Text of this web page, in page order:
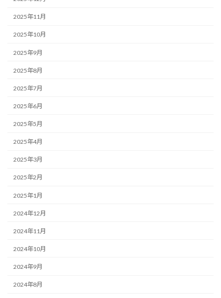
2025年11月
2025年10月
2025年9月
2025年8月
2025年7月
2025年6月
2025年5月
2025年4月
2025年3月
2025年2月
2025年1月
2024年12月
2024年11月
2024年10月
2024年9月
2024年8月